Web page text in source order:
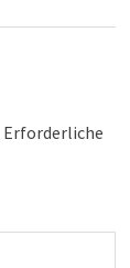
Erforderliche